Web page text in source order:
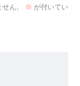
ん。 ※ が付いてい